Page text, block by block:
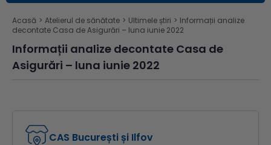
Acasă > Atelierul de sănătate > Ultimele știri > Informații analize
decontate Casa de Asigurări – luna iunie 2022
Informații analize decontate Casa de
Asigurări – luna iunie 2022
CAS București și Ilfov